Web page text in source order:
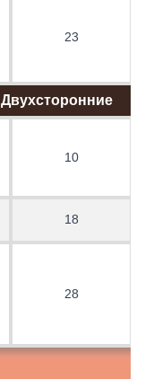
23
Двухсторонние
10
18
28